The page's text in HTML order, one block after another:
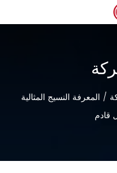
/ المعرفة النسيج المثالية
قادم